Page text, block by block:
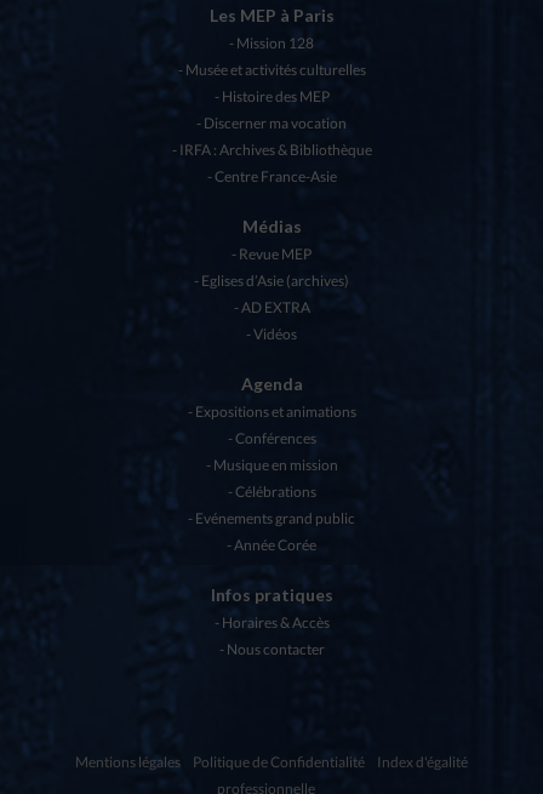
Les MEP à Paris
Mission 128
Musée et activités culturelles
Histoire des MEP
Discerner ma vocation
IRFA : Archives & Bibliothèque
Centre France-Asie
Médias
Revue MEP
Eglises d’Asie (archives)
AD EXTRA
Vidéos
Agenda
Expositions et animations
Conférences
Musique en mission
Célébrations
Evénements grand public
Année Corée
Infos pratiques
Horaires & Accès
Nous contacter
Mentions légales Politique de Confidentialité
Index d'égalité
professionnelle